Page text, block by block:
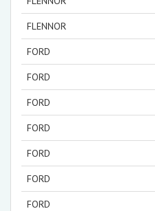
FLENNOR
FORD
FORD
FORD
FORD
FORD
FORD
FORD